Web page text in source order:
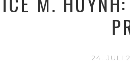
24. JULI